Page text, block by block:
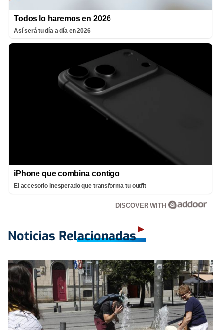
Todos lo haremos en 2026
Así será tu día a día en 2026
iPhone que combina contigo
El accesorio inesperado que transforma tu outfit
DISCOVER WITH
Noticias Relacionadas